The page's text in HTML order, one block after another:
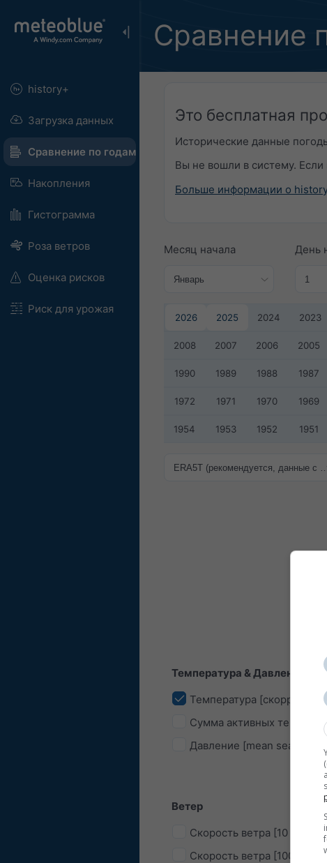
history+
Загрузка данных
Сравнение по годам
Накопления
Гистограмма
Роза ветров
Оценка рисков
Риск для урожая
Сравнение
Это бесплатная
Исторические данные
Вы не вошли в систему.
Больше информации о
Месяц начала​ День
2026 2025 2024 2023
2008 2007 2006 2005
1990 1989 1988 1987
1972 1971 1970 1969
1954 1953 1952 1951
Температура & Давление
Температура
Сумма активных
Давление [mean sea level]
Ветер
Скорость ветра [10 m]
Скорость ветра [100 m]